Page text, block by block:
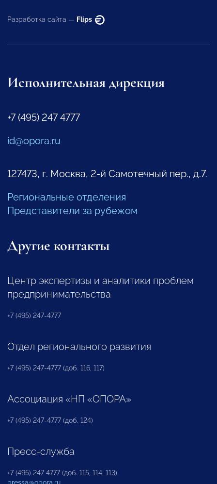
Разработка сайта — Flips
Исполнительная дирекция
+7 (495) 247 4777
id@opora.ru
127473, г. Москва, 2-й Самотечный пер., д.7.
Региональные отделения
Представители за рубежом
Другие контакты
Центр экспертизы и аналитики проблем
предпринимательства
+7 (495) 247-4777
Отдел регионального развития
+7 (495) 247-4777 (доб. 116, 117)
Ассоциация «НП «ОПОРА»
+7 (495) 247-4777 (доб. 124)
Пресс-служба
+7 (495) 247 4777 (доб. 115, 114, 113)